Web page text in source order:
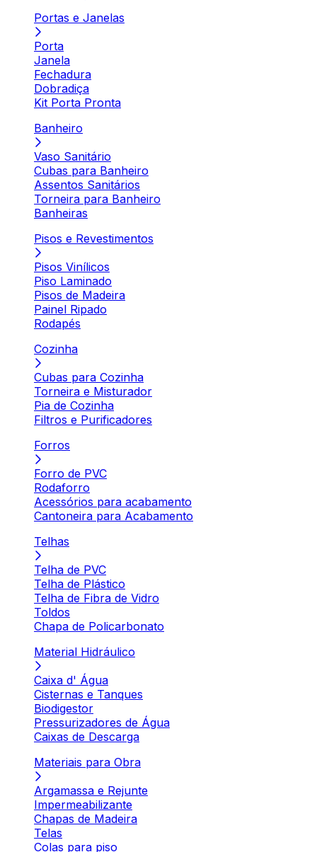
Portas e Janelas
Porta
Janela
Fechadura
Dobradiça
Kit Porta Pronta
Banheiro
Vaso Sanitário
Cubas para Banheiro
Assentos Sanitários
Torneira para Banheiro
Banheiras
Pisos e Revestimentos
Pisos Vinílicos
Piso Laminado
Pisos de Madeira
Painel Ripado
Rodapés
Cozinha
Cubas para Cozinha
Torneira e Misturador
Pia de Cozinha
Filtros e Purificadores
Forros
Forro de PVC
Rodaforro
Acessórios para acabamento
Cantoneira para Acabamento
Telhas
Telha de PVC
Telha de Plástico
Telha de Fibra de Vidro
Toldos
Chapa de Policarbonato
Material Hidráulico
Caixa d' Água
Cisternas e Tanques
Biodigestor
Pressurizadores de Água
Caixas de Descarga
Materiais para Obra
Argamassa e Rejunte
Impermeabilizante
Chapas de Madeira
Telas
Colas para piso